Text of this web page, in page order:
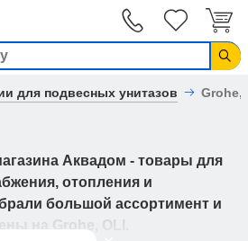
для подвесных унитазов Grohe,
Аквадом - товары для
отопления и
большой ассортимент и